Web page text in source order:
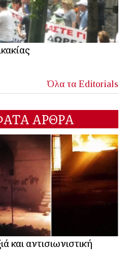
Όλα τα Editorials
ΑΡΘΡΑ
και αντισιωνιστική